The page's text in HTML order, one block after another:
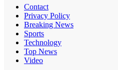
Contact
Privacy Policy
Breaking News
Sports
Technology
Top News
Video